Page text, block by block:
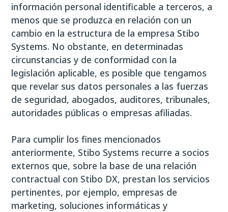
información personal identificable a terceros, a
menos que se produzca en relación con un
cambio en la estructura de la empresa Stibo
Systems. No obstante, en determinadas
circunstancias y de conformidad con la
legislación aplicable, es posible que tengamos
que revelar sus datos personales a las fuerzas
de seguridad, abogados, auditores, tribunales,
autoridades públicas o empresas afiliadas.
Para cumplir los fines mencionados
anteriormente, Stibo Systems recurre a socios
externos que, sobre la base de una relación
contractual con Stibo DX, prestan los servicios
pertinentes, por ejemplo, empresas de
marketing, soluciones informáticas y